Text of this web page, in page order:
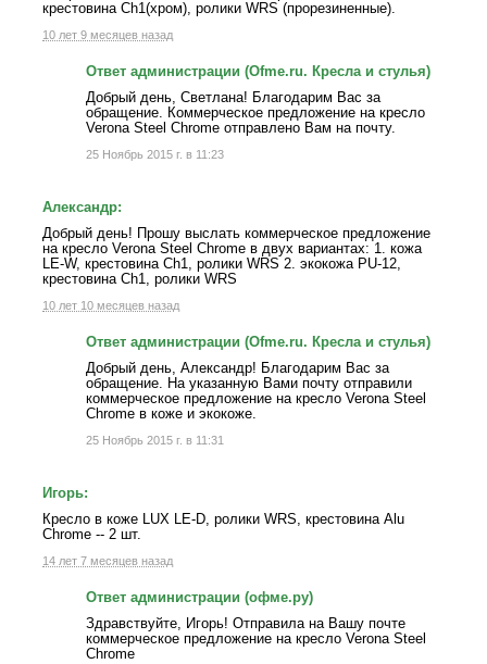
крестовина Ch1(хром), ролики WRS (прорезиненные).
10 лет 9 месяцев назад
Ответ администрации (Ofme.ru. Кресла и стулья)
Добрый день, Светлана! Благодарим Вас за
обращение. Коммерческое предложение на кресло
Verona Steel Chrome отправлено Вам на почту.
25 Ноябрь 2015 г. в 11:23
Александр:
Добрый день! Прошу выслать коммерческое предложение
на кресло Verona Steel Chrome в двух вариантах: 1. кожа
LE-W, крестовина Ch1, ролики WRS 2. экокожа PU-12,
крестовина Ch1, ролики WRS
10 лет 10 месяцев назад
Ответ администрации (Ofme.ru. Кресла и стулья)
Добрый день, Александр! Благодарим Вас за
обращение. На указанную Вами почту отправили
коммерческое предложение на кресло Verona Steel
Chrome в коже и экокоже.
25 Ноябрь 2015 г. в 11:31
Игорь:
Кресло в коже LUX LE-D, ролики WRS, крестовина Alu
Chrome -- 2 шт.
14 лет 7 месяцев назад
Ответ администрации (офме.ру)
Здравствуйте, Игорь! Отправила на Вашу почте
коммерческое предложение на кресло Verona Steel
Chrome